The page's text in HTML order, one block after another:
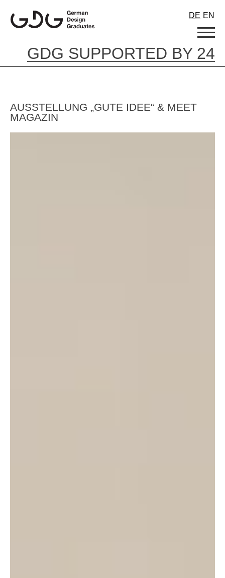
content
DE EN
GDG SUPPORTED BY 24
AUSSTELLUNG „GUTE IDEE“ & MEET
MAGAZIN